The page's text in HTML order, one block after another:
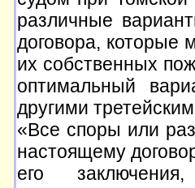
различные
договора, которые
их собственных
оптимальный
другими
«Все споры или
настоящему
его